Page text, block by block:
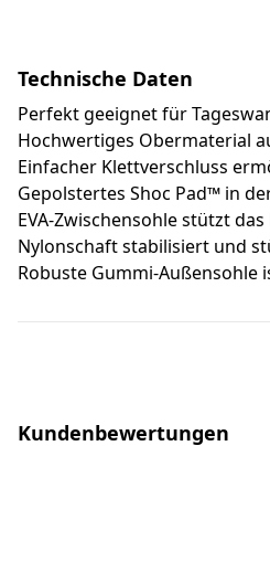
Technische Daten
Perfekt geeignet für
Hochwertiges Obermaterial
Einfacher Klettverschluss
Gepolstertes Shoc Pad™ in
EVA-Zwischensohle stützt
Nylonschaft stabilisiert und
Robuste Gummi-
Kundenbewertungen